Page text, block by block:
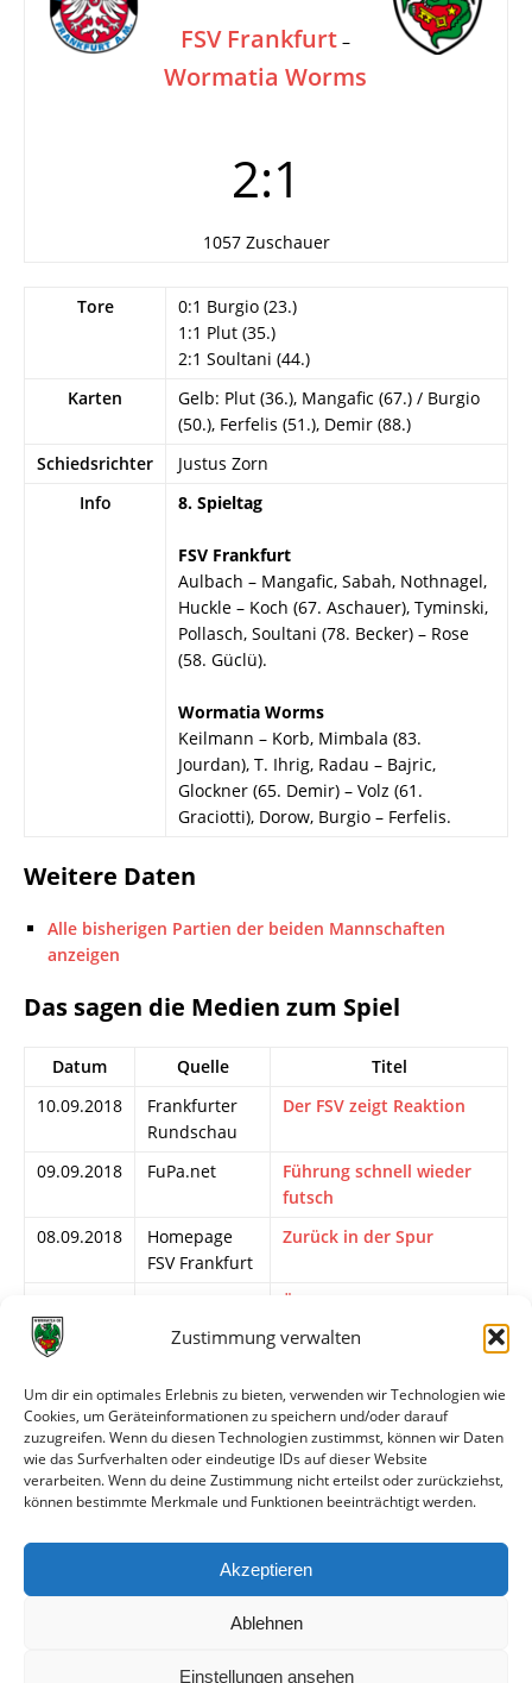
Zustimmung verwalten
Um dir ein optimales Erlebnis zu bieten, verwenden wir Technologien wie
Cookies, um Geräteinformationen zu speichern und/oder darauf
zuzugreifen. Wenn du diesen Technologien zustimmst, können wir Daten
wie das Surfverhalten oder eindeutige IDs auf dieser Website
verarbeiten. Wenn du deine Zustimmung nicht erteilst oder zurückziehst,
können bestimmte Merkmale und Funktionen beeinträchtigt werden.
Akzeptieren
Ablehnen
Einstellungen ansehen
FSV Frankfurt –
Wormatia Worms
2:1
1057 Zuschauer
Tore
0:1 Burgio (23.)
1:1 Plut (35.)
2:1 Soultani (44.)
Karten
Gelb: Plut (36.), Mangafic (67.) / Burgio
(50.), Ferfelis (51.), Demir (88.)
Schiedsrichter
Justus Zorn
Info
8. Spieltag
FSV Frankfurt
Aulbach – Mangafic, Sabah, Nothnagel,
Huckle – Koch (67. Aschauer), Tyminski,
Pollasch, Soultani (78. Becker) – Rose
(58. Güclü).
Wormatia Worms
Keilmann – Korb, Mimbala (83.
Jourdan), T. Ihrig, Radau – Bajric,
Glockner (65. Demir) – Volz (61.
Graciotti), Dorow, Burgio – Ferfelis.
Weitere Daten
Alle bisherigen Partien der beiden Mannschaften
anzeigen
Das sagen die Medien zum Spiel
Datum Quelle
Titel
10.09.2018
Frankfurter
Rundschau
Der FSV zeigt Reaktion
09.09.2018 FuPa.net
Führung schnell wieder
futsch
08.09.2018
Homepage
FSV Frankfurt
Zurück in der Spur
Ärgerliche Niederlage
beim FSV Frankfurt
wird gesucht
06.09.2018
Frankfurter
Rundschau
FSV Frankfurt verliert
gegen St. Pauli
06.09.2018
Kicker
Trotz 0:7: Frankfurts
wormatia.de
Wird der Rekordstart in